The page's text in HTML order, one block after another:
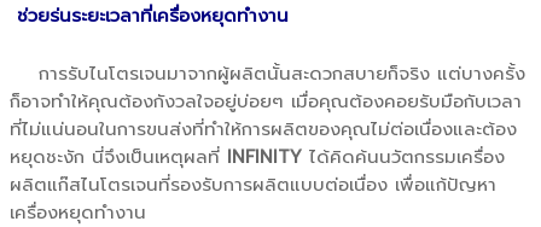
ช่วยร่นระยะเวลาที่เครื่องหยุดทำงาน
การรับไนโตรเจนมาจากผู้ผลิตนั้นสะดวกสบายก็จริง แต่บางครั้ง
ก็อาจทำให้คุณต้องกังวลใจอยู่บ่อยๆ เมื่อคุณต้องคอยรับมือกับเวลา
ที่ไม่แน่นอนในการขนส่งที่ทำให้การผลิตของคุณไม่ต่อเนื่องและต้อง
หยุดชะงัก นี่จึงเป็นเหตุผลที่ INFINITY ได้คิดค้นนวัตกรรมเครื่อง
ผลิตแก๊สไนโตรเจนที่รองรับการผลิตแบบต่อเนื่อง เพื่อแก้ปัญหา
เครื่องหยุดทำงาน